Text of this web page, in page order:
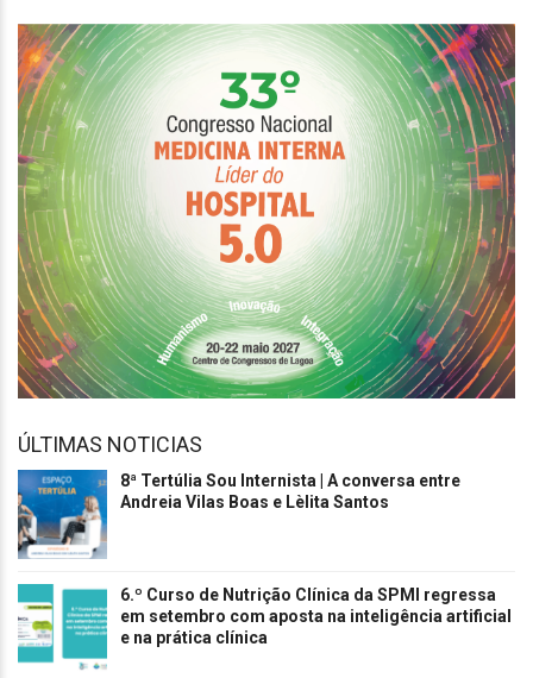
ÚLTIMAS NOTICIAS
8ª Tertúlia Sou Internista | A conversa entre
Andreia Vilas Boas e Lèlita Santos
6.º Curso de Nutrição Clínica da SPMI regressa
em setembro com aposta na inteligência artificial
e na prática clínica